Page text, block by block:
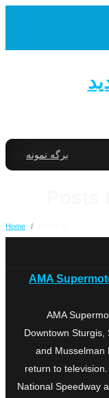
برگه نمونه
Home /
AMA
AMA
Downtown
and Musselman
return to
National Speedway